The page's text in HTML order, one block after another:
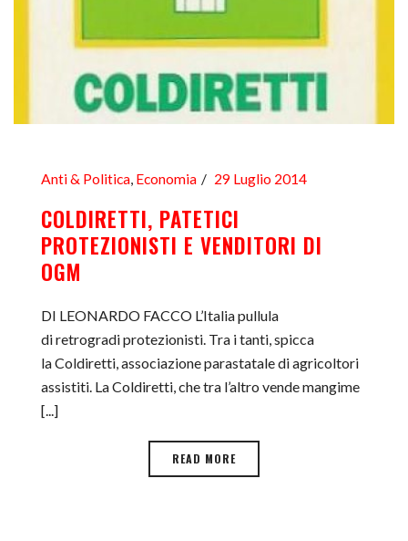
Anti & Politica Economia 29 Luglio 2014
COLDIRETTI, PATETICI
PROTEZIONISTI E VENDITORI DI
OGM
DI LEONARDO FACCO L’Italia pullula
di retrogradi protezionisti. Tra i tanti, spicca
la Coldiretti, associazione parastatale di agricoltori
assistiti. La Coldiretti, che tra l’altro vende mangime
[...]
READ MORE